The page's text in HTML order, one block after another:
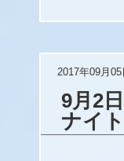
2017年09月05
9月2
ナイ